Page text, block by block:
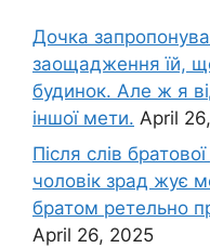
Дочка
заощадження їй,
будинок. Але ж я
іншої мети. April
Після слів
чоловік зpад жує
братом ретельно
April 26, 2025